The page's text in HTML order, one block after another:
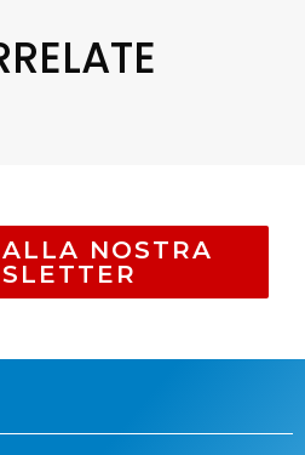
NOSTRA